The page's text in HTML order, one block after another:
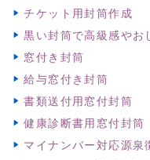
チケット用封筒作成
黒い封筒で高級感やお
窓付き封筒
給与窓付き封筒
書類送付用窓付封筒
健康診断書用窓付封筒
マイナンバー対応源泉